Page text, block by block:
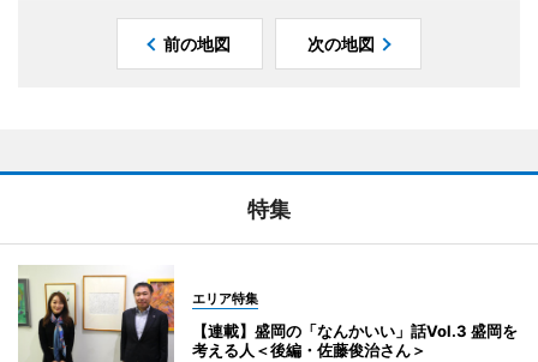
前の地図 次の地図
特集
エリア特集
【連載】盛岡の「なんかいい」話Vol.3 盛岡を
考える人＜後編・佐藤俊治さん＞